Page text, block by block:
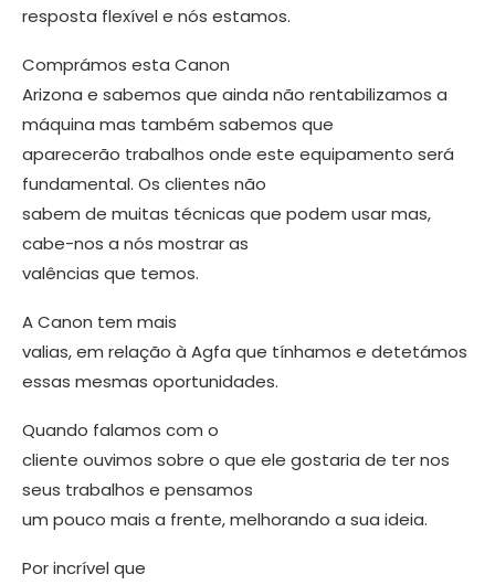
resposta fle­xível e nós estamos.
Comprámos esta Canon
Arizona e sabemos que ainda não rentabilizamos a
máquina mas também sabemos que
aparecerão trabalhos onde este equi­pamento será
fundamental. Os clientes não
sabem de muitas técnicas que po­dem usar mas,
cabe-nos a nós mostrar as
valências que temos.
A Canon tem mais
valias, em relação à Agfa que tínhamos e detetámos
es­sas mesmas oportunidades.
Quando falamos com o
cliente ouvi­mos sobre o que ele gostaria de ter nos
seus trabalhos e pensamos
um pouco mais a frente, melhorando a sua ideia.
Por incrível que